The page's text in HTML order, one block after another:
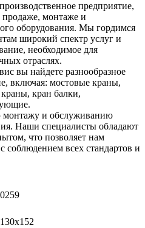
предприятие,
продаже, монтаже и
оборудования. Мы гордимся
широкий спектр услуг и
необходимое для
отраслях.
вы найдете разнообразное
включая: мостовые краны,
кран балки,
монтажу и обслуживанию
Наши специалисты обладают
что позволяет нам
соблюдением всех стандартов и